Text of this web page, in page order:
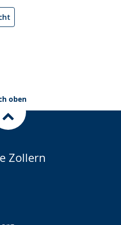
oben
Zollern